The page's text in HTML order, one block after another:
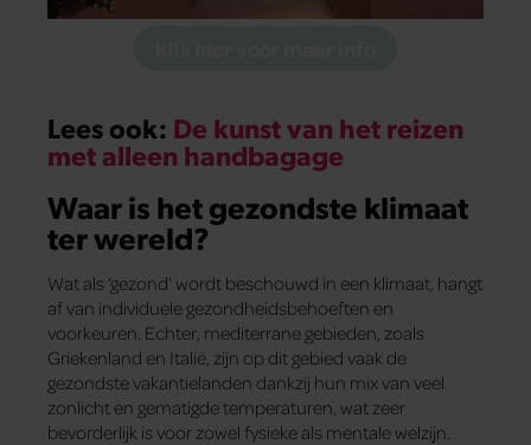
Lees ook: De kunst van het reizen
met alleen handbagage
Waar is het gezondste klimaat
ter wereld?
Wat als ‘gezond’ wordt beschouwd in een klimaat, hangt
af van individuele gezondheidsbehoeften en
voorkeuren. Echter, mediterrane gebieden, zoals
Griekenland en Italië, zijn op dit gebied vaak de
gezondste vakantielanden dankzij hun mix van veel
zonlicht en gematigde temperaturen, wat zeer
bevorderlijk is voor zowel fysieke als mentale welzijn.